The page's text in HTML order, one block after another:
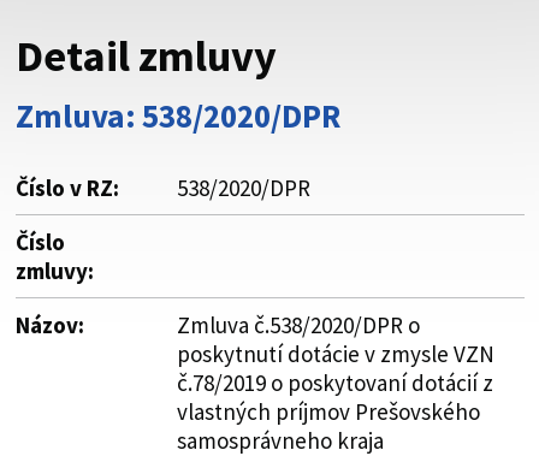
Buďte pozorní a vždy sa uistite, že zdieľate informácie iba
cez zabezpečenú webovú stránku. Zabezpečená stránka
vždy začína https:// pred názvom domény webového sídla.
Detail zmluvy
Zmluva: 538/2020/DPR
Číslo v RZ:
538/2020/DPR
Číslo
zmluvy:
Názov:
Zmluva č.538/2020/DPR o
poskytnutí dotácie v zmysle VZN
č.78/2019 o poskytovaní dotácií z
vlastných príjmov Prešovského
samosprávneho kraja